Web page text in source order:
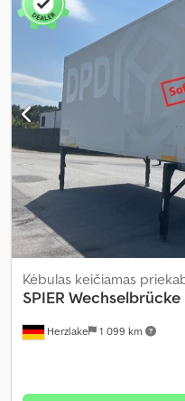
Herzlake 1 099 km
Kėbulas keičiamas
SPIER